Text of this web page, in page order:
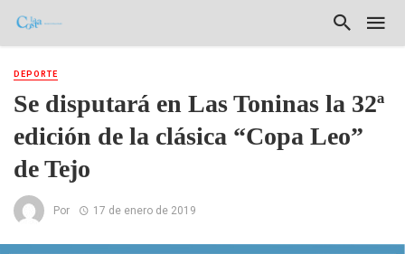
DEPORTE
Se disputará en Las Toninas la 32ª
edición de la clásica “Copa Leo”
de Tejo
Por 17 de enero de 2019